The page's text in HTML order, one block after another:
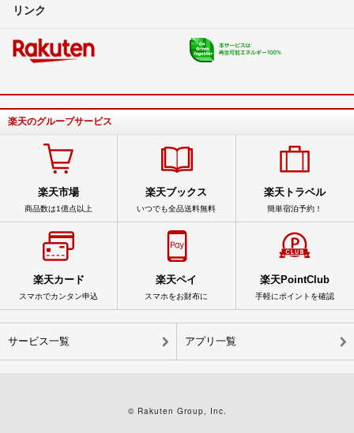
リンク
楽天のグループサービス
楽天市場
商品数は1億点以上
楽天ブックス
いつでも全品送料無料
楽天トラベル
簡単宿泊予約！
楽天カード
スマホでカンタン申込
楽天ペイ
スマホをお財布に
楽天PointClub
手軽にポイントを確認
サービス一覧 アプリ一覧
© Rakuten Group, Inc.